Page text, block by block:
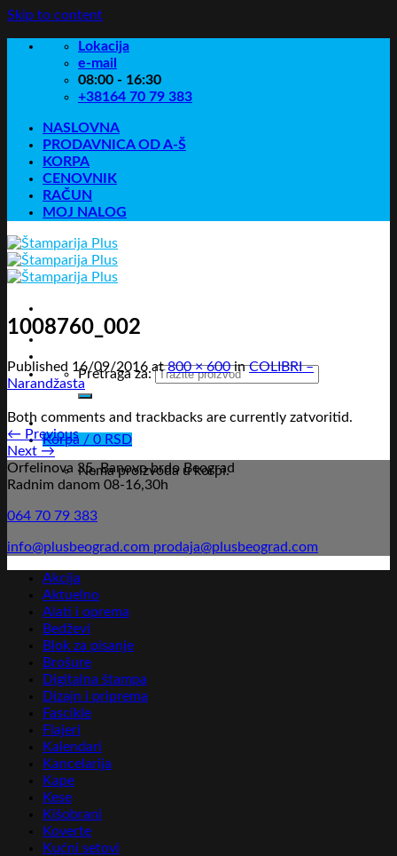
Skip to content
Lokacija
e-mail
08:00 - 16:30
+38164 70 79 383
NASLOVNA
PRODAVNICA OD A-Š
KORPA
CENOVNIK
RAČUN
MOJ NALOG
Pretraga za:
Korpa / 0 RSD
Nema proizvoda u korpi.
1008760_002
Published 16/09/2016 at800 × 600inCOLIBRI –
Narandžasta
Both comments and trackbacks are currently zatvoritid.
← Previous
Next →
Orfelinova 35, Banovo brdo Beograd
Radnim danom 08-16,30h
064 70 79 383
info@plusbeograd.com prodaja@plusbeograd.com
Akcija
Aktuelno
Alati i oprema
Bedževi
Blok za pisanje
Brošure
Digitalna štampa
Dizajn i priprema
Fascikle
Flajeri
Kalendari
Kancelarija
Kape
Kese
Kišobrani
Koverte
Kućni setovi